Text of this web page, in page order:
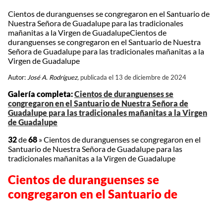
Cientos de duranguenses se congregaron en el Santuario de
Nuestra Señora de Guadalupe para las tradicionales
mañanitas a la Virgen de GuadalupeCientos de
duranguenses se congregaron en el Santuario de Nuestra
Señora de Guadalupe para las tradicionales mañanitas a la
Virgen de Guadalupe
Autor: José A. Rodríguez, publicada el 13 de diciembre de 2024
Galería completa:Cientos de duranguenses se
congregaron en el Santuario de Nuestra Señora de
Guadalupe para las tradicionales mañanitas a la Virgen
de Guadalupe
32de68 »Cientos de duranguenses se congregaron en el
Santuario de Nuestra Señora de Guadalupe para las
tradicionales mañanitas a la Virgen de Guadalupe
Cientos de duranguenses se
congregaron en el Santuario de